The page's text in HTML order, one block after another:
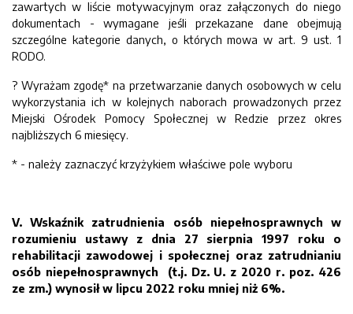
zawartych w liście motywacyjnym oraz załączonych do niego
dokumentach - wymagane jeśli przekazane dane obejmują
szczególne kategorie danych, o których mowa w art. 9 ust. 1
RODO.
? Wyrażam zgodę* na przetwarzanie danych osobowych w celu
wykorzystania ich w kolejnych naborach prowadzonych przez
Miejski Ośrodek Pomocy Społecznej w Redzie przez okres
najbliższych 6 miesięcy.
* - należy zaznaczyć krzyżykiem właściwe pole wyboru
V. Wskaźnik zatrudnienia osób niepełnosprawnych w
rozumieniu ustawy z dnia 27 sierpnia 1997 roku o
rehabilitacji zawodowej i społecznej oraz zatrudnianiu
osób niepełnosprawnych (t.j. Dz. U. z 2020 r. poz. 426
ze zm.) wynosił w lipcu 2022 roku mniej niż 6%.